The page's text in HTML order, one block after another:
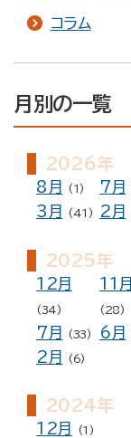
コラム
月別の一覧
2026年
8月 (1) 7月
3月 (41) 2月
2025年
12月
(34)
11月
(28)
7月 (33) 6月
2月 (6)
2024年
12月 (1)